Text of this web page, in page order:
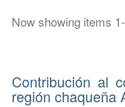
Now showing items
Contribución al
región chaqueña